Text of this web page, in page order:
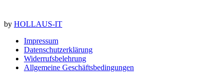
by HOLLAUS-IT
Impressum
Datenschutzerklärung
Widerrufsbelehrung
Allgemeine Geschäftsbedingungen